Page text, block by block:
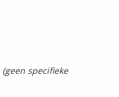
(geen specifieke